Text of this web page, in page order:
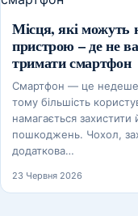
Місця, які можуть
пристрою – де не
тримати смартфон
Смартфон — це
тому більшість
намагається захистити
пошкоджень. Чохол,
додаткова…
23 Червня 2026